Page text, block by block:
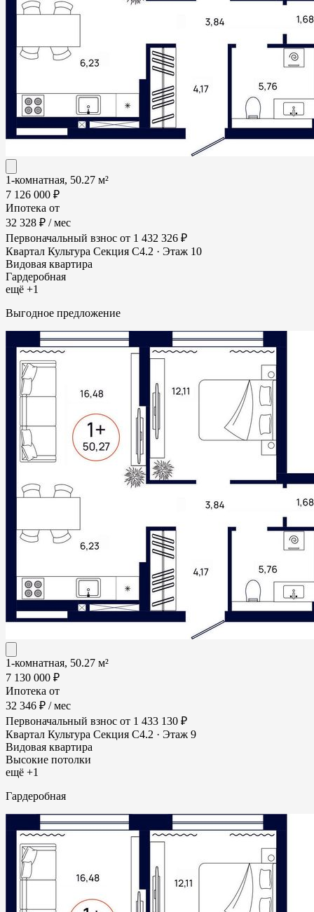
1-комнатная, 50.27 м²
7 126 000 ₽
Ипотека от
32 328 ₽ / мес
Первоначальный взнос от 1 432 326 ₽
Квартал Культура Секция С4.2 · Этаж 10
Видовая квартира
Гардеробная
ещё +1
Выгодное предложение
1-комнатная, 50.27 м²
7 130 000 ₽
Ипотека от
32 346 ₽ / мес
Первоначальный взнос от 1 433 130 ₽
Квартал Культура Секция С4.2 · Этаж 9
Видовая квартира
Высокие потолки
ещё +1
Гардеробная